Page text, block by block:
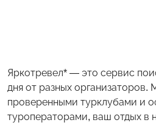
Яркотревел* — это сервис
дня от разных организаторов.
проверенными турклубами и
туроператорами, ваш отдых в